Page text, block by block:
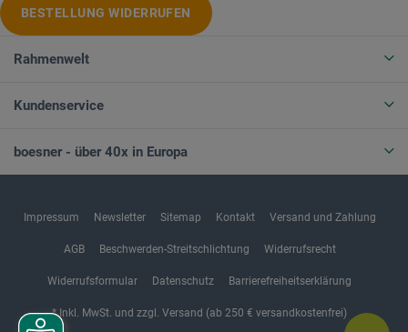
BESTELLUNG WIDERRUFEN
Rahmenwelt
Kundenservice
boesner - über 40x in Europa
Impressum Newsletter Sitemap Kontakt Versand und Zahlung
AGB Beschwerden-Streitschlichtung Widerrufsrecht
Widerrufsformular Datenschutz Barrierefreiheitserklärung
* Inkl. MwSt. und zzgl. Versand (ab 250 € versandkostenfrei)